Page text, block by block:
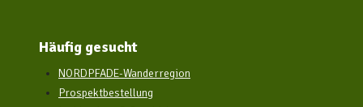
Häufig gesucht
NORDPFADE-Wanderregion
Prospektbestellung